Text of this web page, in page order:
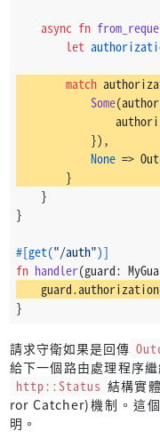
async fn
let
match
Some
            }),
None =>
        }
    }
}
#[get("/auth")]
fn handler(guard:
    guard.authorization
}
請求守衛如果是回傳
給下一個路由處理程序
http::Status 結構實
ror Catcher)機制。這
明。